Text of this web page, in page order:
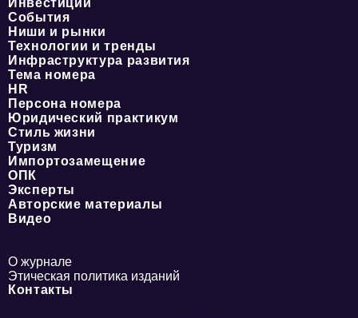
События
Ниши и рынки
Технологии и тренды
Инфраструктура развития
Тема номера
HR
Персона номера
Юридический практикум
Стиль жизни
Туризм
Импортозамещение
ОПК
Эксперты
Авторские материалы
Видео
О журнале
Этическая политика изданий
Контакты